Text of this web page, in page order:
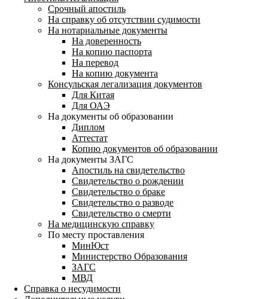
Срочный апостиль
На справку об отсутствии судимости
На нотариальные документы
На доверенность
На копию паспорта
На перевод
На копию документа
Консульская легализация документов
Для Китая
Для ОАЭ
На документы об образовании
Диплом
Аттестат
Копию документов об образовании
На документы ЗАГС
Апостиль на свидетельство
Свидетельство о рождении
Свидетельство о браке
Свидетельство о разводе
Свидетельство о смерти
На медицинскую справку
По месту проставления
МинЮст
Министерство Образования
ЗАГС
МВД
Справка о несудимости